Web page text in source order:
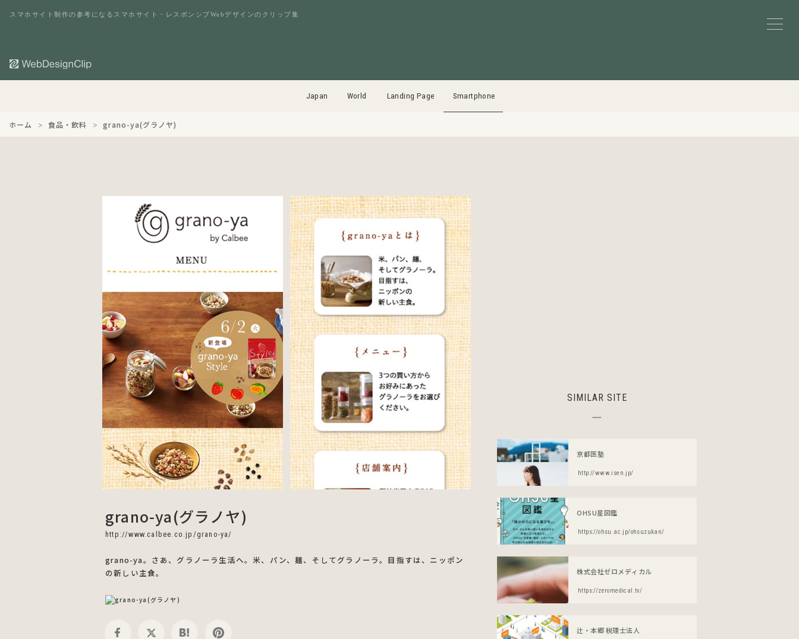
スマホサイト制作の参考になるスマホサイト・レスポンシブWebデザインのクリップ集
Japan World Landing Page Smartphone
ホーム 食品・飲料 grano-ya(グラノヤ)
grano-ya(グラノヤ)
http://www.calbee.co.jp/grano-ya/
grano-ya。さあ、グラノーラ生活へ。米、パン、麺、そしてグラノーラ。目指すは、ニッポン
の新しい主食。
SIMILAR SITE
京都医塾
http://www.isen.jp/
OHSU星図鑑
https://ohsu.ac.jp/ohsuzukan/
株式会社ゼロメディカル
https://zeromedical.tv/
辻・本郷 税理士法人